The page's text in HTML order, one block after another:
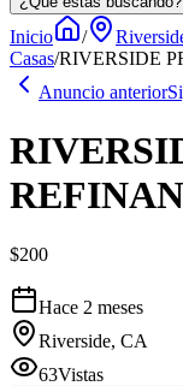
Inicio /
Casas/RIVERSIDE
Anuncio anterior
$200
Hace 2 meses
Riverside, CA
63Vistas